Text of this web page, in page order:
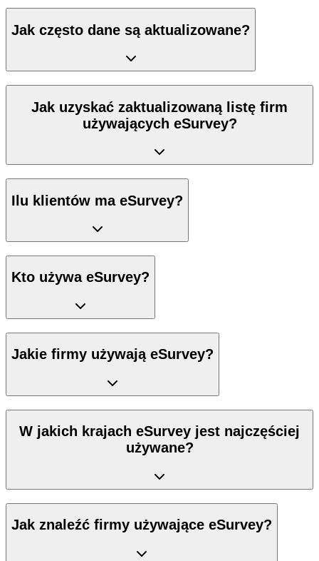
Jak często dane są aktualizowane?
Jak uzyskać zaktualizowaną listę firm
używających eSurvey?
Ilu klientów ma eSurvey?
Kto używa eSurvey?
Jakie firmy używają eSurvey?
W jakich krajach eSurvey jest najczęściej
używane?
Jak znaleźć firmy używające eSurvey?